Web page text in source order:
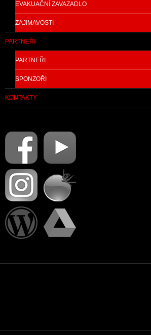
EVAKUAČNÍ ZAVAZADLO
ZAJIMAVOSTI
PARTNEŘI
PARTNEŘI
SPONZOŘI
KONTAKTY